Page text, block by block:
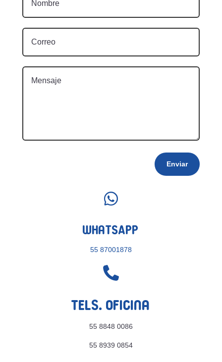
Enviar

WhatsApp
55 87001878

Tels. Oficina
55 8848 0086
55 8939 0854